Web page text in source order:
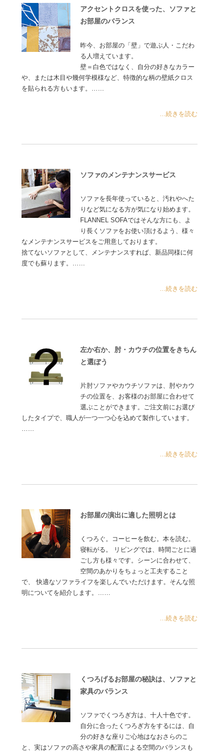
アクセントクロスを使った、ソファと
お部屋のバランス
昨今、お部屋の「壁」で遊ぶ人・こだわ
る人増えています。
壁＝白色ではなく、自分の好きなカラー
や、または木目や幾何学模様など、特徴的な柄の壁紙クロス
を貼られる方もいます。……
...続きを読む
ソファのメンテナンスサービス
ソファを長年使っていると、汚れやへた
りなど気になる方が気になり始めます。
FLANNEL SOFAではそんな方にも、よ
り長くソファをお使い頂けるよう、様々
なメンテナンスサービスをご用意しております。
捨てないソファとして、メンテナンスすれば、新品同様に何
度でも蘇ります。……
...続きを読む
左か右か、肘・カウチの位置をきちん
と選ぼう
片肘ソファやカウチソファは、肘やカウ
チの位置を、お客様のお部屋に合わせて
選ぶことができます。ご注文前にお選び
したタイプで、職人が一つ一つ心を込めて製作しています。
……
...続きを読む
お部屋の演出に適した照明とは
くつろぐ。コーヒーを飲む。本を読む。
寝転がる。 リビングでは、時間ごとに過
ごし方も様々です。シーンに合わせて、
空間のあかりをちょっと工夫すること
で、 快適なソファライフを楽しんでいただけます。そんな照
明についてを紹介します。……
...続きを読む
くつろげるお部屋の秘訣は、ソファと
家具のバランス
ソファでくつろぎ方は、十人十色です。
自分に合ったくつろぎ方をするには、自
分の好きな座りご心地はなおさらのこ
と、実はソファの高さや家具の配置による空間のバランスも